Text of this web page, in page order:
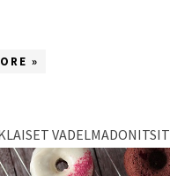
»
VADELMADONITSIT